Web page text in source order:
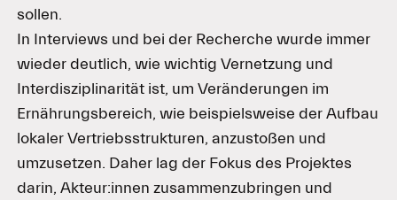
sollen.
In Interviews und bei der Recherche wurde immer
wieder deutlich, wie wichtig Vernetzung und
Interdisziplinarität ist, um Veränderungen im
Ernährungsbereich, wie beispielsweise der Aufbau
lokaler Vertriebsstrukturen, anzustoßen und
umzusetzen. Daher lag der Fokus des Projektes
darin, Akteur:innen zusammenzubringen und